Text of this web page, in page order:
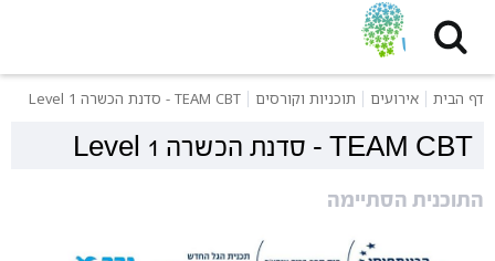
דף הבית אירועים תוכניות וקורסים TEAM CBT - סדנת הכשרה Level 1
TEAM CBT - סדנת הכשרה Level 1
התוכנית הסתיימה